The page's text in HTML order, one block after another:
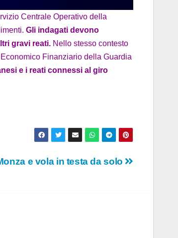
Centrale Operativo della
Gli indagati devono
gravi reati. Nello stesso contesto
Finanziario della Guardia
e i reati connessi al giro
e vola in testa da solo